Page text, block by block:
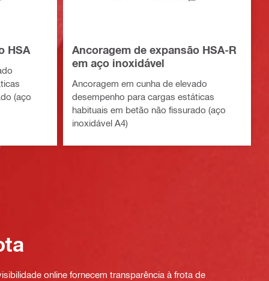
HSA
(aço
Ancoragem de expansão HSA-R
em aço inoxidável
Ancoragem em cunha de elevado
desempenho para cargas estáticas
habituais em betão não fissurado (aço
inoxidável A4)
online fornecem transparência à frota de